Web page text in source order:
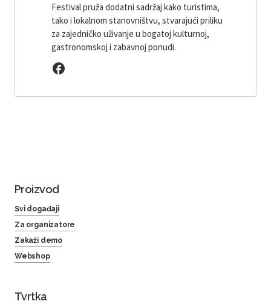
Festival pruža dodatni sadržaj kako turistima,
tako i lokalnom stanovništvu, stvarajući priliku
za zajedničko uživanje u bogatoj kulturnoj,
gastronomskoj i zabavnoj ponudi.
Proizvod
Svi događaji
Za organizatore
Zakaži demo
Webshop
Tvrtka